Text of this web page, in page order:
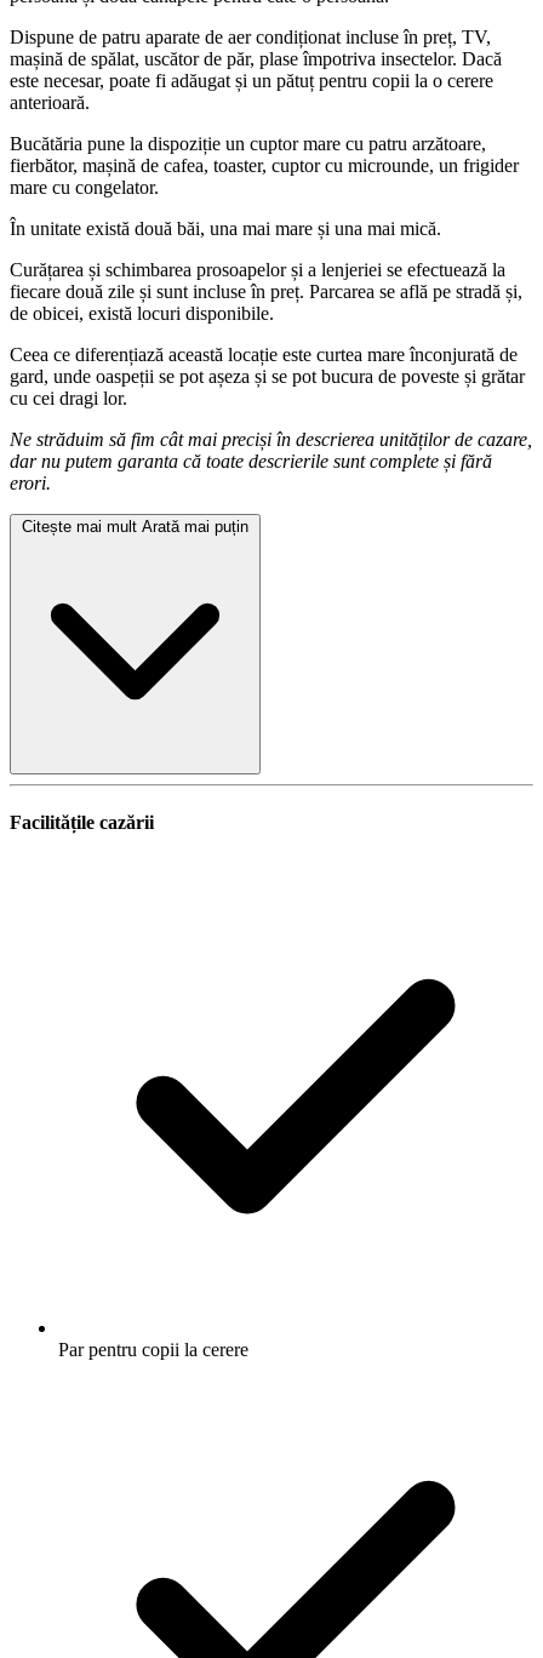
Dispune de patru aparate de aer condiționat incluse în preț, TV,
mașină de spălat, uscător de păr, plase împotriva insectelor. Dacă
este necesar, poate fi adăugat și un pătuț pentru copii la o cerere
anterioară.
Bucătăria pune la dispoziție un cuptor mare cu patru arzătoare,
fierbător, mașină de cafea, toaster, cuptor cu microunde, un frigider
mare cu congelator.
În unitate există două băi, una mai mare și una mai mică.
Curățarea și schimbarea prosoapelor și a lenjeriei se efectuează la
fiecare două zile și sunt incluse în preț. Parcarea se află pe stradă și,
de obicei, există locuri disponibile.
Ceea ce diferențiază această locație este curtea mare înconjurată de
gard, unde oaspeții se pot așeza și se pot bucura de poveste și grătar
cu cei dragi lor.
Ne străduim să fim cât mai preciși în descrierea unităților de cazare,
dar nu putem garanta că toate descrierile sunt complete și fără
erori.
Citește mai mult Arată mai puțin
Facilitățile cazării
Par pentru copii la cerere